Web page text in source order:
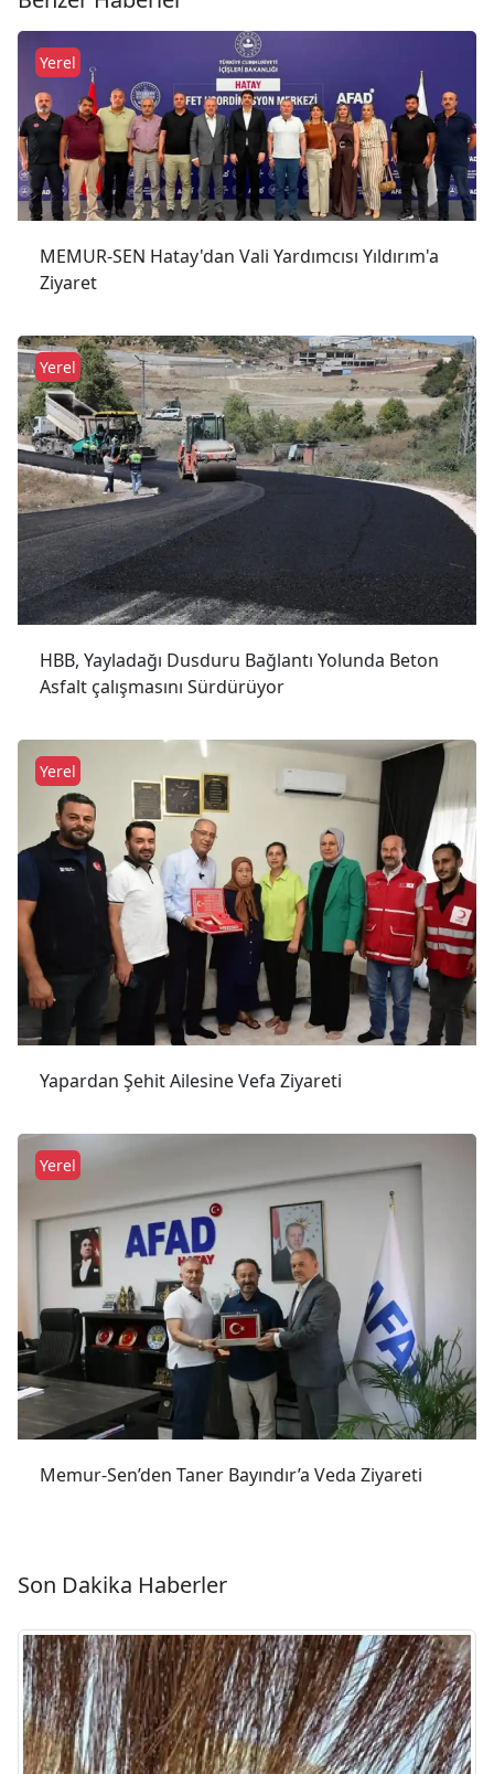
MEMUR-SEN Hatay'dan Vali Yardımcısı Yıldırım'a
Ziyaret
Yerel
HBB, Yayladağı Dusduru Bağlantı Yolunda Beton
Asfalt çalışmasını Sürdürüyor
Yerel
Yapardan Şehit Ailesine Vefa Ziyareti
Yerel
Memur-Sen’den Taner Bayındır’a Veda Ziyareti
Yerel
Son Dakika Haberler